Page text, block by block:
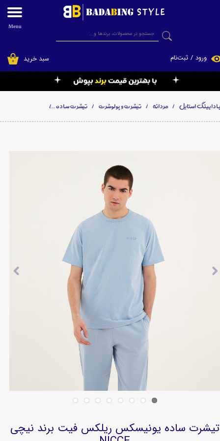
۰ سبد خرید ورود / ثبت‌نام
تغییر گذر واژه
سفارشات
خروج از حساب کاربری
Menu
بادابینگ استایل مردانه تیشرت و پولوشرت تیشرت ساده
تیشرت ساده یونیسکس ریلکس فیت برند نیچی